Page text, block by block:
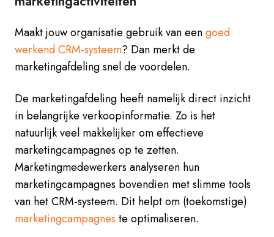
Maakt jouw organisatie gebruik van eengoed
werkend CRM-systeem? Dan merkt de
marketingafdeling snel de voordelen.
De marketingafdeling heeft namelijk direct inzicht
in belangrijke verkoopinformatie. Zo is het
natuurlijk veel makkelijker om effectieve
marketingcampagnes op te zetten.
Marketingmedewerkers analyseren hun
marketingcampagnes bovendien met slimme tools
van het CRM-systeem. Dit helpt om (toekomstige)
marketingcampagnes te optimaliseren.